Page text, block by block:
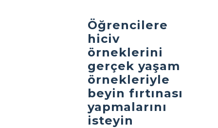
Öğrencilere
hiciv
örneklerini
gerçek yaşam
örnekleriyle
beyin fırtınası
yapmalarını
isteyin